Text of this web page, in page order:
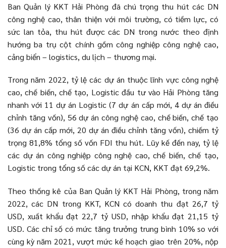
Ban Quản lý KKT Hải Phòng đã chú trọng thu hút các DN
công nghệ cao, thân thiện với môi trường, có tiềm lực, có
sức lan tỏa, thu hút được các DN trong nước theo định
hướng ba trụ cột chính gồm công nghiệp công nghệ cao,
cảng biển – logistics, du lịch – thương mại.
Trong năm 2022, tỷ lệ các dự án thuộc lĩnh vực công nghệ
cao, chế biến, chế tạo, Logistic đầu tư vào Hải Phòng tăng
nhanh với 11 dự án Logistic (7 dự án cấp mới, 4 dự án điều
chỉnh tăng vốn), 56 dự án công nghệ cao, chế biến, chế tạo
(36 dự án cấp mới, 20 dự án điều chỉnh tăng vốn), chiếm tỷ
trọng 81,8% tổng số vốn FDI thu hút. Lũy kế đến nay, tỷ lệ
các dự án công nghiệp công nghệ cao, chế biến, chế tạo,
Logistic trong tổng số các dự án tại KCN, KKT đạt 69,2%.
Theo thống kê của Ban Quản lý KKT Hải Phòng, trong năm
2022, các DN trong KKT, KCN có doanh thu đạt 26,7 tỷ
USD, xuất khẩu đạt 22,7 tỷ USD, nhập khẩu đạt 21,15 tỷ
USD. Các chỉ số có mức tăng trưởng trung bình 10% so với
cùng kỳ năm 2021, vượt mức kế hoạch giao trên 20%, nộp